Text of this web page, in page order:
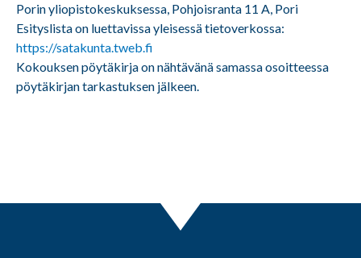
Porin yliopistokeskuksessa, Pohjoisranta 11 A, Pori
Esityslista on luettavissa yleisessä tietoverkossa:
https://satakunta.tweb.fi
Kokouksen pöytäkirja on nähtävänä samassa osoitteessa
pöytäkirjan tarkastuksen jälkeen.